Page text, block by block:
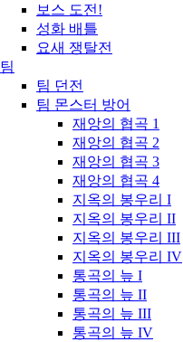
보스 도전!
성화 배틀
요새 쟁탈전
팀
팀 던전
팀 몬스터 방어
재앙의 협곡 1
재앙의 협곡 2
재앙의 협곡 3
재앙의 협곡 4
지옥의 봉우리 I
지옥의 봉우리 II
지옥의 봉우리 III
지옥의 봉우리 IV
통곡의 늪 I
통곡의 늪 II
통곡의 늪 III
통곡의 늪 IV